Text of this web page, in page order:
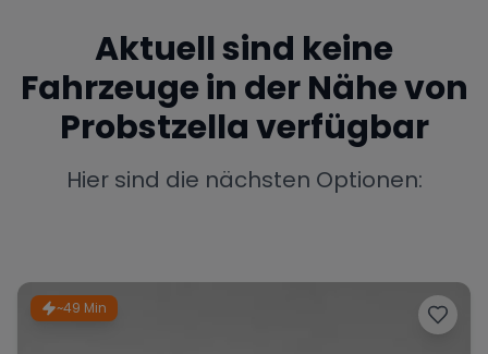
Mercedes BMW Audi
Aktuell sind keine
Fahrzeuge in der Nähe von
Probstzellaverfügbar
Hier sind die nächsten Optionen:
~49 Min